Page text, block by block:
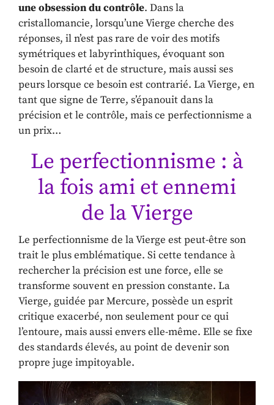
une obsession du contrôle. Dans la
cristallomancie, lorsqu’une Vierge cherche des
réponses, il n’est pas rare de voir des motifs
symétriques et labyrinthiques, évoquant son
besoin de clarté et de structure, mais aussi ses
peurs lorsque ce besoin est contrarié. La Vierge, en
tant que signe de Terre, s’épanouit dans la
précision et le contrôle, mais ce perfectionnisme a
un prix…
Le perfectionnisme : à
la fois ami et ennemi
de la Vierge
Le perfectionnisme de la Vierge est peut-être son
trait le plus emblématique. Si cette tendance à
rechercher la précision est une force, elle se
transforme souvent en pression constante. La
Vierge, guidée par Mercure, possède un esprit
critique exacerbé, non seulement pour ce qui
l’entoure, mais aussi envers elle-même. Elle se fixe
des standards élevés, au point de devenir son
propre juge impitoyable.